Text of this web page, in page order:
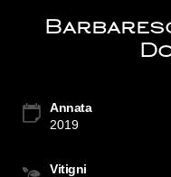
Annata
2019
Vitigni